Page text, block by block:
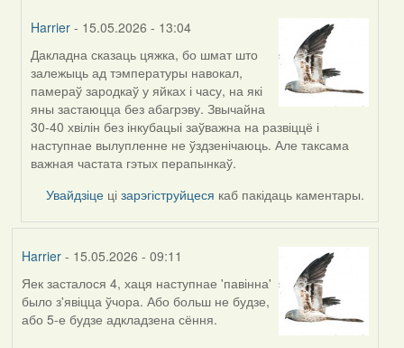
Harrier - 15.05.2026 - 13:04
In
reply
to
by
Burry
Дакладна сказаць цяжка, бо шмат што
залежыць ад тэмпературы навокал,
памераў зародкаў у яйках і часу, на які
яны застаюцца без абагрэву. Звычайна
30-40 хвілін без інкубацыі заўважна на развіццё і
наступнае вылупленне не ўздзенічаюць. Але таксама
важная частата гэтых перапынкаў.
Увайдзіце цізарэгіструйцеся каб пакідаць каментары.
Harrier- 15.05.2026 - 09:11
Яек засталося 4, хаця наступнае 'павінна'
было з'явіцца ўчора. Або больш не будзе,
або 5-е будзе адкладзена сёння.